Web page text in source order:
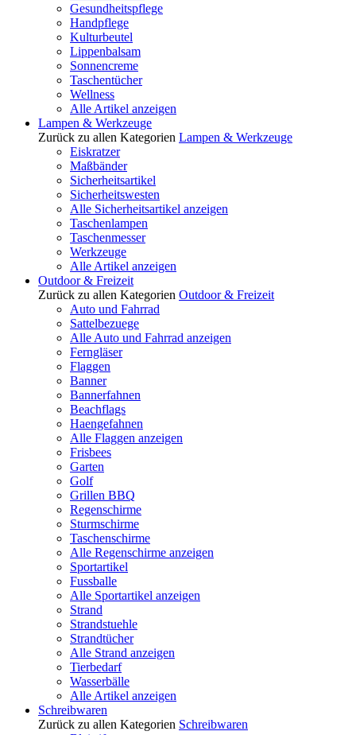
Gesundheitspflege
Handpflege
Kulturbeutel
Lippenbalsam
Sonnencreme
Taschentücher
Wellness
Alle Artikel anzeigen
Lampen & Werkzeuge
Zurück zu allen Kategorien Lampen & Werkzeuge
Eiskratzer
Maßbänder
Sicherheitsartikel
Sicherheitswesten
Alle Sicherheitsartikel anzeigen
Taschenlampen
Taschenmesser
Werkzeuge
Alle Artikel anzeigen
Outdoor & Freizeit
Zurück zu allen Kategorien Outdoor & Freizeit
Auto und Fahrrad
Sattelbezuege
Alle Auto und Fahrrad anzeigen
Ferngläser
Flaggen
Banner
Bannerfahnen
Beachflags
Haengefahnen
Alle Flaggen anzeigen
Frisbees
Garten
Golf
Grillen BBQ
Regenschirme
Sturmschirme
Taschenschirme
Alle Regenschirme anzeigen
Sportartikel
Fussballe
Alle Sportartikel anzeigen
Strand
Strandstuehle
Strandtücher
Alle Strand anzeigen
Tierbedarf
Wasserbälle
Alle Artikel anzeigen
Schreibwaren
Zurück zu allen Kategorien Schreibwaren